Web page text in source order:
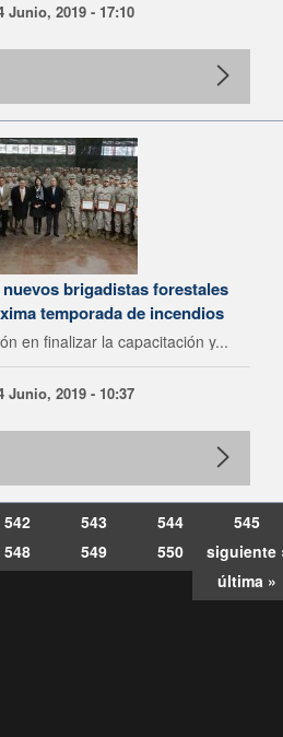
Junio, 2019 - 17:10
brigadistas forestales
temporada de incendios
en finalizar la capacitación y...
Junio, 2019 - 10:37
542 543 544
545
548 549 550
siguiente
última »